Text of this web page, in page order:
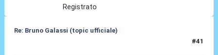
Registrato
Re: Bruno Galassi (topic ufficiale)
#41